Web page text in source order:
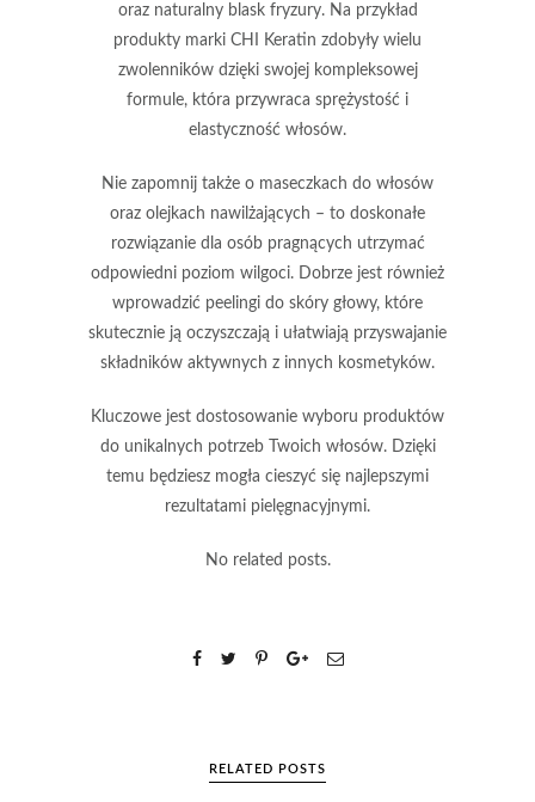
oraz naturalny blask fryzury.Na przykład
produkty marki CHI Keratin zdobyły wielu
zwolenników dzięki swojej kompleksowej
formule, która przywraca sprężystość i
elastyczność włosów.
Nie zapomnij także o maseczkach do włosów
oraz olejkach nawilżających – to doskonałe
rozwiązanie dla osób pragnących utrzymać
odpowiedni poziom wilgoci. Dobrze jest również
wprowadzić peelingi do skóry głowy, które
skutecznie ją oczyszczają i ułatwiają przyswajanie
składników aktywnych z innych kosmetyków.
Kluczowe jest dostosowanie wyboru produktów
do unikalnych potrzeb Twoich włosów.Dzięki
temu będziesz mogła cieszyć się najlepszymi
rezultatami pielęgnacyjnymi.
No related posts.
RELATED POSTS